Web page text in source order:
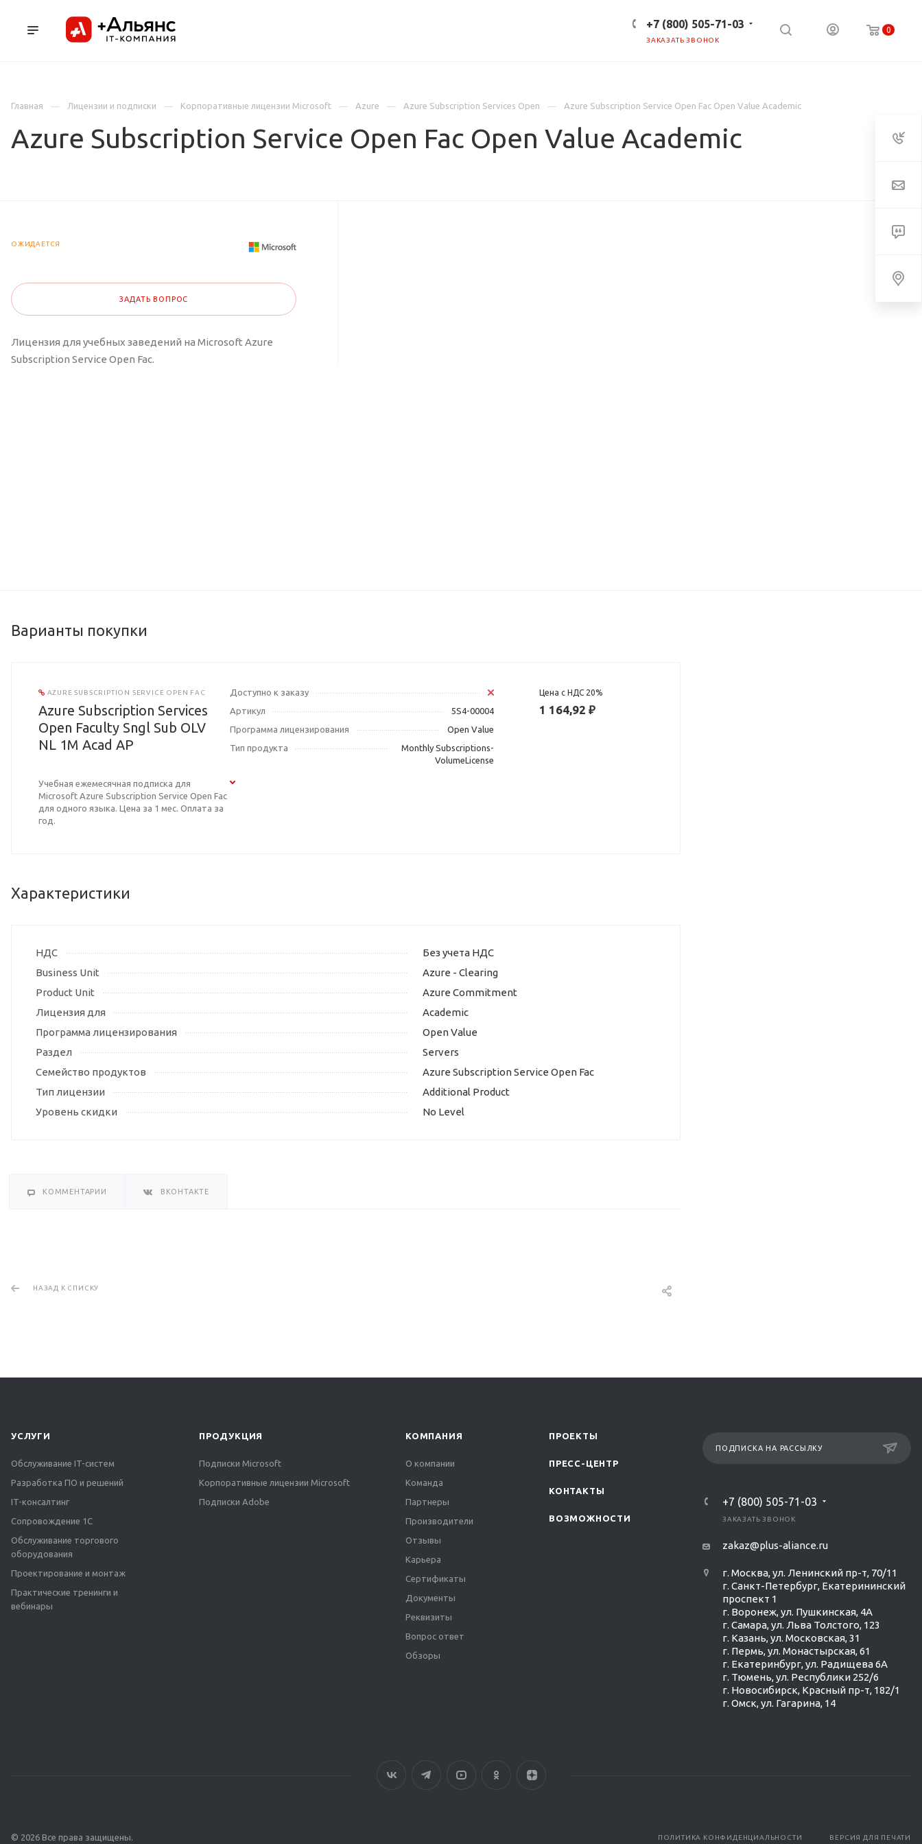
0
+7 (800) 505-71-03
ЗАКАЗАТЬ ЗВОНОК
Главная
Лицензии и подписки Корпоративные лицензии Microsoft Azure Azure Subscription Services Open Azure Subscription Service Open Fac Open Value Academic
Azure Subscription Service Open Fac Open Value Academic
ОЖИДАЕТСЯ
ЗАДАТЬ ВОПРОС
Лицензия для учебных заведений на Microsoft Azure
Subscription Service Open Fac.
Варианты покупки
AZURE SUBSCRIPTION SERVICE OPEN FAC
Azure Subscription Services
Open Faculty Sngl Sub OLV
NL 1M Acad AP
Учебная ежемесячная подписка для
Microsoft Azure Subscription Service Open Fac
для одного языка. Цена за 1 мес. Оплата за
год.
Доступно к заказу
Артикул
5S4-00004
Программа лицензирования
Open Value
Тип продукта
Monthly Subscriptions-
VolumeLicense
Цена с НДС 20%
1 164,92 ₽
Характеристики
НДС
Без учета НДС
Business Unit
Azure - Clearing
Product Unit
Azure Commitment
Лицензия для
Academic
Программа лицензирования
Open Value
Раздел
Servers
Семейство продуктов
Azure Subscription Service Open Fac
Тип лицензии
Additional Product
Уровень скидки
No Level
КОММЕНТАРИИ ВКОНТАКТЕ
НАЗАД К СПИСКУ
УСЛУГИ
Обслуживание IT-систем
Разработка ПО и решений
IT-консалтинг
Сопровождение 1С
Обслуживание торгового
оборудования
Проектирование и монтаж
Практические тренинги и
вебинары
ПРОДУКЦИЯ
Подписки Microsoft
Корпоративные лицензии Microsoft
Подписки Adobe
КОМПАНИЯ
О компании
Команда
Партнеры
Производители
Отзывы
Карьера
Сертификаты
Документы
Реквизиты
Вопрос ответ
Обзоры
ПРОЕКТЫ
ПРЕСС-ЦЕНТР
КОНТАКТЫ
ВОЗМОЖНОСТИ
ПОДПИСКА НА РАССЫЛКУ
+7 (800) 505-71-03
ЗАКАЗАТЬ ЗВОНОК
zakaz@plus-aliance.ru
г. Москва, ул. Ленинский пр-т, 70/11
г. Санкт-Петербург, Екатерининский
проспект 1
г. Воронеж, ул. Пушкинская, 4А
г. Самара, ул. Льва Толстого, 123
г. Казань, ул. Московская, 31
г. Пермь, ул. Монастырская, 61
г. Екатеринбург, ул. Радищева 6А
г. Тюмень, ул. Республики 252/6
г. Новосибирск, Красный пр-т, 182/1
г. Омск, ул. ​Гагарина, 14
ВЕРСИЯ ДЛЯ ПЕЧАТИ
ПОЛИТИКА КОНФИДЕНЦИАЛЬНОСТИ
© 2026 Все права защищены.